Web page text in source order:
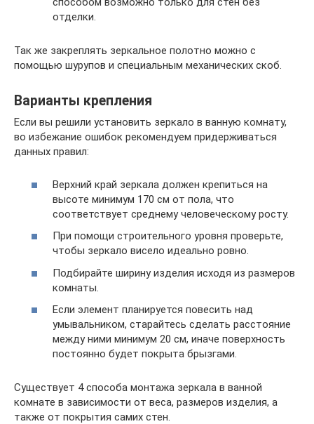
отделки.
Так же закреплять зеркальное полотно можно с
помощью шурупов и специальным механических скоб.
Варианты крепления
Если вы решили установить зеркало в ванную комнату,
во избежание ошибок рекомендуем придерживаться
данных правил:
Верхний край зеркала должен крепиться на
высоте минимум 170 см от пола, что
соответствует среднему человеческому росту.
При помощи строительного уровня проверьте,
чтобы зеркало висело идеально ровно.
Подбирайте ширину изделия исходя из размеров
комнаты.
Если элемент планируется повесить над
умывальником, старайтесь сделать расстояние
между ними минимум 20 см, иначе поверхность
постоянно будет покрыта брызгами.
Существует 4 способа монтажа зеркала в ванной
комнате в зависимости от веса, размеров изделия, а
также от покрытия самих стен.